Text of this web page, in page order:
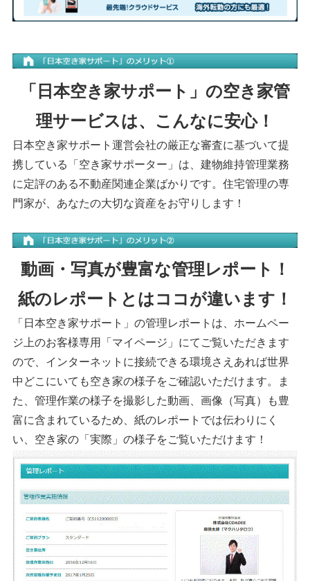
「 日 本空き家サポート」の空き家管
理サービスは、こんなに安心！
日本空き家サポート運営会社の厳正な審査に基づいて提
携している「空き家サポーター」は、建物維持管理業務
に定評のある不動産関連企業ばかりです。住宅管理の専
門家が、あなたの大切な資産をお守りします！
動画・写真が豊富な管理レポート！
紙のレポートとはココが違います！
「日本空き家サポート」の管理レポートは、ホームペー
ジ上のお客様専用「マイページ」にてご覧いただきます
ので、インターネットに接続できる環境さえあれば世界
中どこにいても空き家の様子をご確認いただけます。ま
た、管理作業の様子を撮影した動画、画像（写真）も豊
富に含まれているため、紙のレポートでは伝わりにく
い、空き家の「実際」の様子をご覧いただけます！